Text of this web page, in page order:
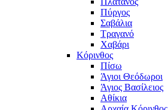
Πύργος
Σαβάλια
Τραγανό
Χαβάρι
Κόρινθος
Πίσω
Άγιοι Θεόδωροι
Άγιος Βασίλειος
Αθίκια